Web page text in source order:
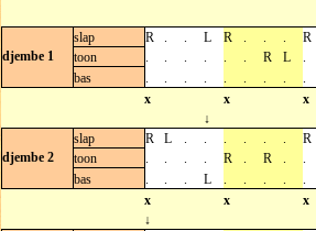
djembe 1
slap R . . L R . . .
R
toon
. . . . . . R L
.
bas
. . . . . . . .
.
x
x
x
↓
djembe 2
slap R L . . . . . .
R
toon
. . . . R . R .
.
bas
. . . L . . . .
.
x
x
x
↓